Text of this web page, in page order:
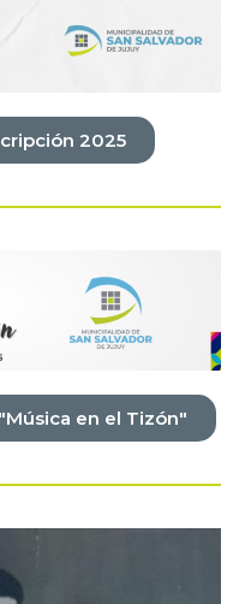
2025
en el Tizón"